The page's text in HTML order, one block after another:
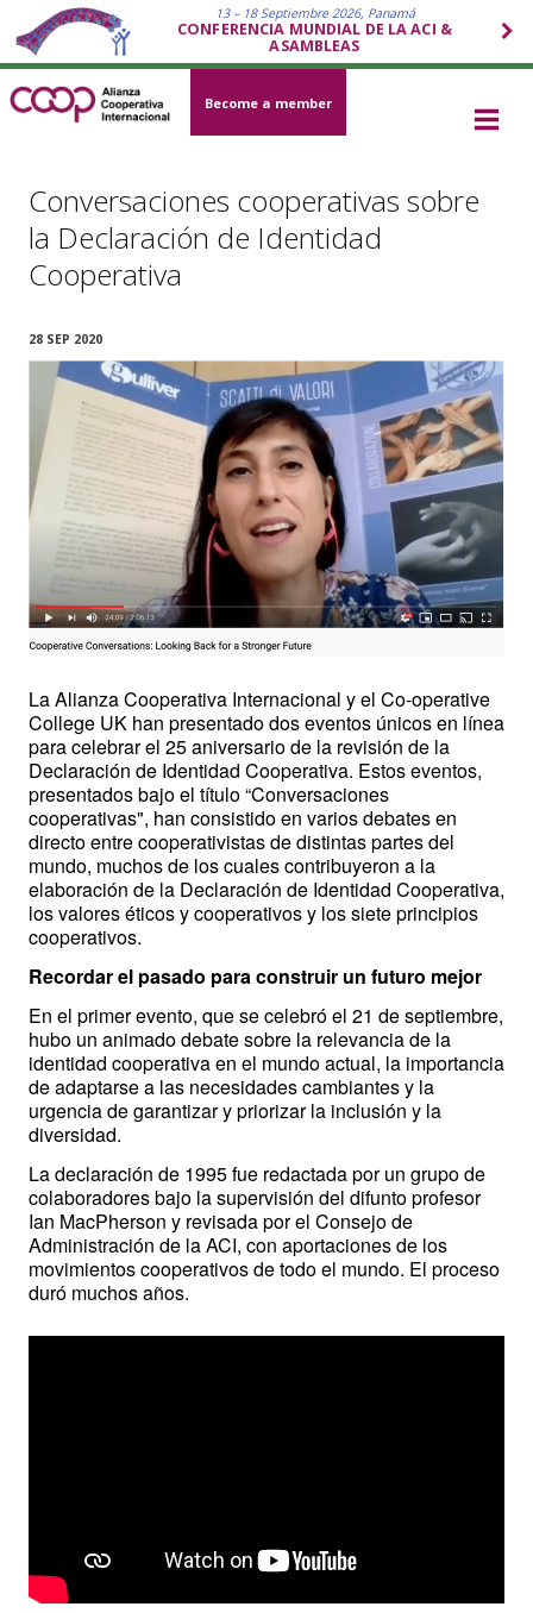
13 – 18 Septiembre 2026, Panamá
CONFERENCIA MUNDIAL DE LA ACI &
ASAMBLEAS
Become a member
Conversaciones cooperativas sobre
la Declaración de Identidad
Cooperativa
28 SEP 2020
La Alianza Cooperativa Internacional y el Co-operative
College UK han presentado dos eventos únicos en línea
para celebrar el 25 aniversario de la revisión de la
Declaración de Identidad Cooperativa. Estos eventos,
presentados bajo el título “Conversaciones
cooperativas", han consistido en varios debates en
directo entre cooperativistas de distintas partes del
mundo, muchos de los cuales contribuyeron a la
elaboración de la Declaración de Identidad Cooperativa,
los valores éticos y cooperativos y los siete principios
cooperativos.
Recordar el pasado para construir un futuro mejor
En el primer evento, que se celebró el 21 de septiembre,
hubo un animado debate sobre la relevancia de la
identidad cooperativa en el mundo actual, la importancia
de adaptarse a las necesidades cambiantes y la
urgencia de garantizar y priorizar la inclusión y la
diversidad.
La declaración de 1995 fue redactada por un grupo de
colaboradores bajo la supervisión del difunto profesor
Ian MacPherson y revisada por el Consejo de
Administración de la ACI, con aportaciones de los
movimientos cooperativos de todo el mundo. El proceso
duró muchos años.